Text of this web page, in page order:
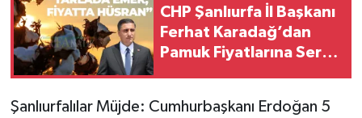
CHP Şanlıurfa İl Başkanı
Ferhat Karadağ’dan
Pamuk Fiyatlarına Sert
Şanlıurfalılar Müjde: Cumhurbaşkanı Erdoğan 5